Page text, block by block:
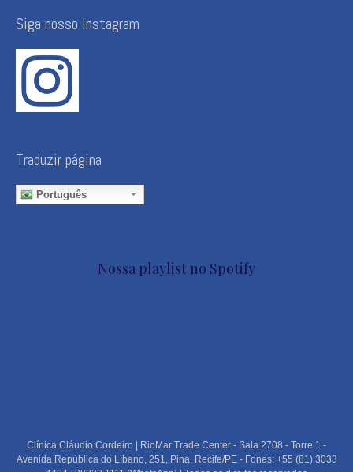
Siga nosso Instagram
Traduzir página
Português
Nossa playlist no Spotify
Clínica Cláudio Cordeiro | RioMar Trade Center - Sala 2708 - Torre 1 -
Avenida República do Líbano, 251, Pina, Recife/PE - Fones: +55 (81) 3033